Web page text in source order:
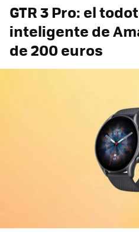
GTR 3 Pro: el
inteligente de
de 200 euros